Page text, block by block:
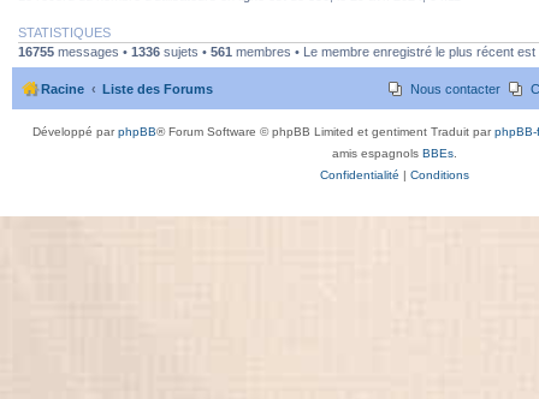
STATISTIQUES
16755 messages • 1336 sujets • 561 membres • Le membre enregistré le plus récent est
Racine Liste des Forums Nous contacter
Développé parphpBB® Forum Software © phpBB Limited et gentiment Traduit parphpBB-
amis espagnols BBEs.
Confidentialité | Conditions